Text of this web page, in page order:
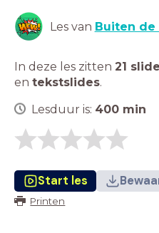
Les van Buiten de
In deze les zitten 21
en tekstslides.
Lesduur is: 400 min
Start les
Printen